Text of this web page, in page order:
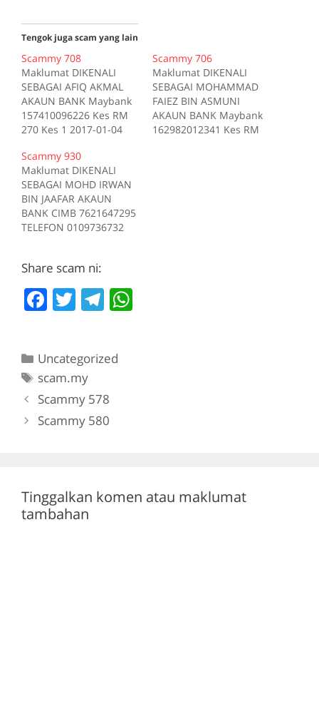
Tengok juga scam yang lain
Scammy 708
Maklumat DIKENALI
SEBAGAI AFIQ AKMAL
AKAUN BANK Maybank
157410096226 Kes RM
270 Kes 1 2017-01-04
Sumber scam.my id:708
Scammy 706
Maklumat DIKENALI
SEBAGAI MOHAMMAD
FAIEZ BIN ASMUNI
AKAUN BANK Maybank
162982012341 Kes RM
Scammy 930
Maklumat DIKENALI
SEBAGAI MOHD IRWAN
BIN JAAFAR AKAUN
BANK CIMB 7621647295
TELEFON 0109736732
deskripsi Sumber
Share scam ni:
F
a
e
b
o
o
T
w
er
T
el
gr
a
m
Categories
Uncategorized
Tags
scam.my
Scammy 578
Scammy 580
Tinggalkan komen atau maklumat
tambahan